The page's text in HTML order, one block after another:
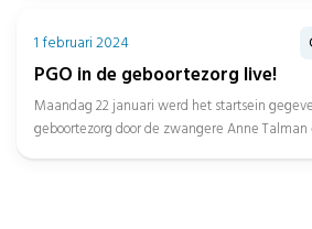
1 februari 2024
PGO in de geboortezorg live!
Maandag 22 januari werd het startsein
geboortezorg door de zwangere Anne Talman